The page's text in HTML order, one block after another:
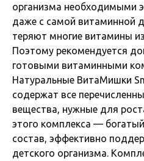
организма необходимыми
даже с самой витаминной
теряют многие витамины
Поэтому рекомендуется
готовыми витаминными
Натуральные ВитаМишки
содержат все
вещества, нужные для
этого комплекса —
состав, эффективно
детского организма.